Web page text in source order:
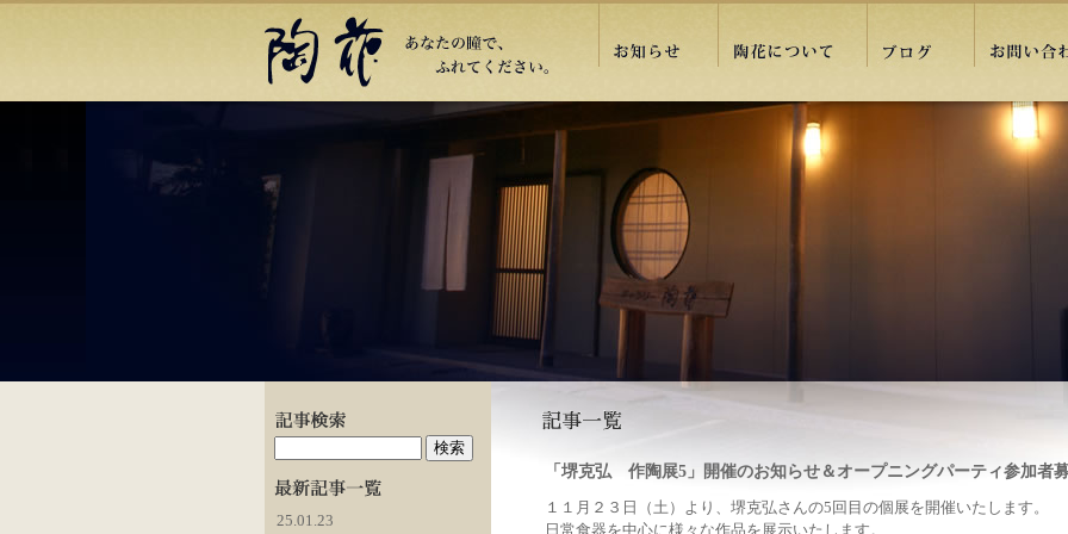
「堺克弘 作陶展5」開催のお知らせ＆オープニングパーティ参加者
１１月２３日（土）より、堺克弘さんの5回目の個展を開催いたします。
日常食器を中心に様々な作品を展示いたします。
25.01.23